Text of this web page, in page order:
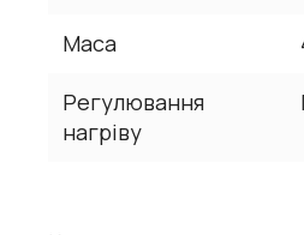
Маса
Регулювання
нагріву